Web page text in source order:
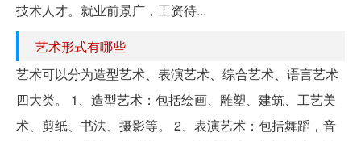
技术人才。就业前景广，工资待...
艺术形式有哪些
艺术可以分为造型艺术、表演艺术、综合艺术、语言艺术
四大类。 1、造型艺术：包括绘画、雕塑、建筑、工艺美
术、剪纸、书法、摄影等。 2、表演艺术：包括舞蹈，音